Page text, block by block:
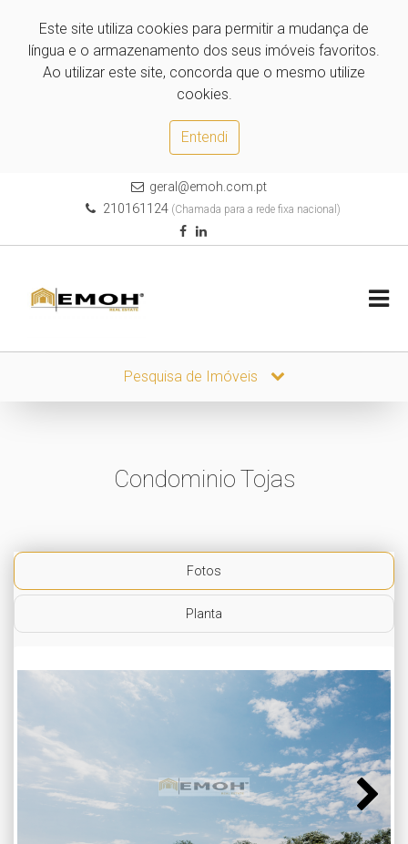
Este site utiliza cookies para permitir a mudança de
língua e o armazenamento dos seus imóveis favoritos.
Ao utilizar este site, concorda que o mesmo utilize
cookies.
Entendi
geral@emoh.com.pt
210161124(Chamada para a rede fixa nacional)
Pesquisa de Imóveis
Condominio Tojas
Fotos
Planta
Next